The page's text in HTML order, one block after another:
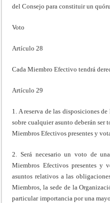
del Consejo para constituir un
Voto
Artículo 28
Cada Miembro Efectivo tendrá
Artículo 29
1. A reserva de las disposiciones
sobre cualquier asunto deberán ser
Miembros Efectivos presentes y
2. Será necesario un voto de
Miembros Efectivos presentes y
asuntos relativos a las
Miembros, la sede de la
particular importancia por una